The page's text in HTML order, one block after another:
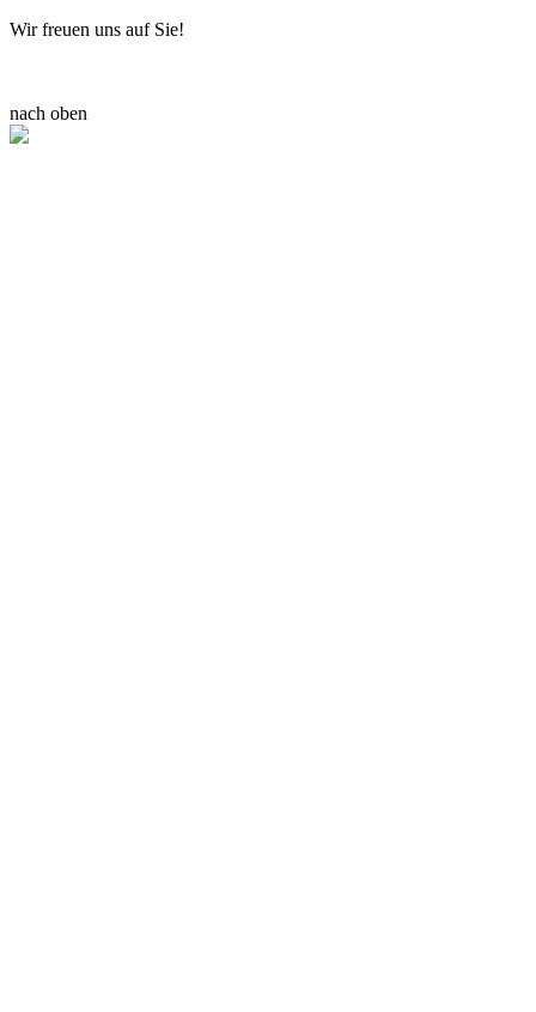
Wir freuen uns auf Sie!
nach oben